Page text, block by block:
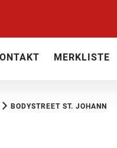
MERKLISTE
BODYSTREET ST. JOHANN